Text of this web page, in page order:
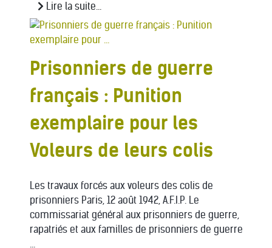
Lire la suite...
Prisonniers de guerre
français : Punition
exemplaire pour les
Voleurs de leurs colis
Les travaux forcés aux voleurs des colis de
prisonniers Paris, 12 août 1942, A.F.I.P. Le
commissariat général aux prisonniers de guerre,
rapatriés et aux familles de prisonniers de guerre
...